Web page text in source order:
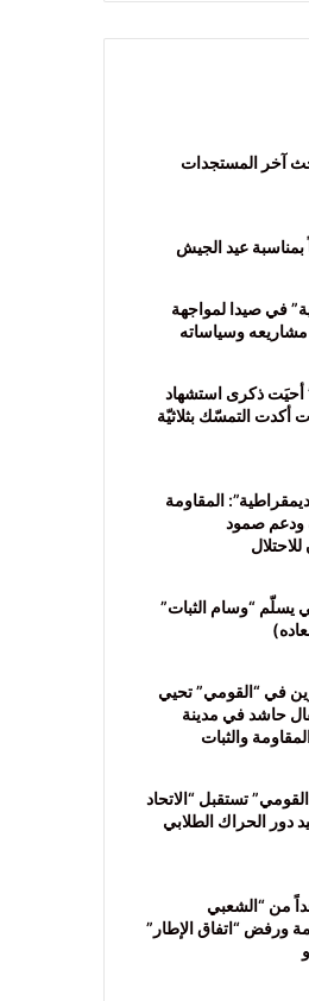
آخر المستجدات
عيد الجيش
في صيدا لمواجهة
وسياساته
أحيَت ذكرى استشهاد
أكدت التمسّك بثلاثيّة
المقاومة
ودعم صمود
يسلّم “وسام الثبات”
في “القومي” تحيي
حاشد في مدينة
والثبات
تستقبل “الاتحاد
دور الحراك الطلابي
من “الشعبي
ورفض “اتفاق الإطار”